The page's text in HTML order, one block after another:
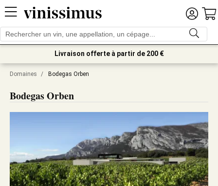
Livraison offerte à partir de 200 €
Domaines / Bodegas Orben
Bodegas Orben